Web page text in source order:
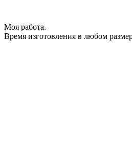
Моя работа.
Время изготовления в любом